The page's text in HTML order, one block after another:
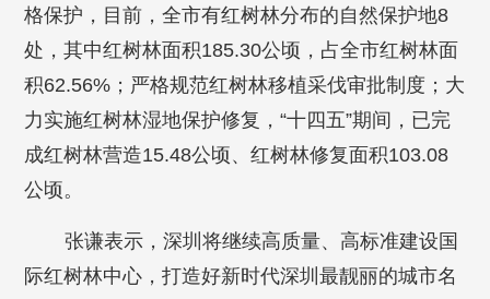
格保护，目前，全市有红树林分布的自然保护地8
处，其中红树林面积185.30公顷，占全市红树林面
积62.56%；严格规范红树林移植采伐审批制度；大
力实施红树林湿地保护修复，“十四五”期间，已完
成红树林营造15.48公顷、红树林修复面积103.08
公顷。
张谦表示，深圳将继续高质量、高标准建设国
际红树林中心，打造好新时代深圳最靓丽的城市名